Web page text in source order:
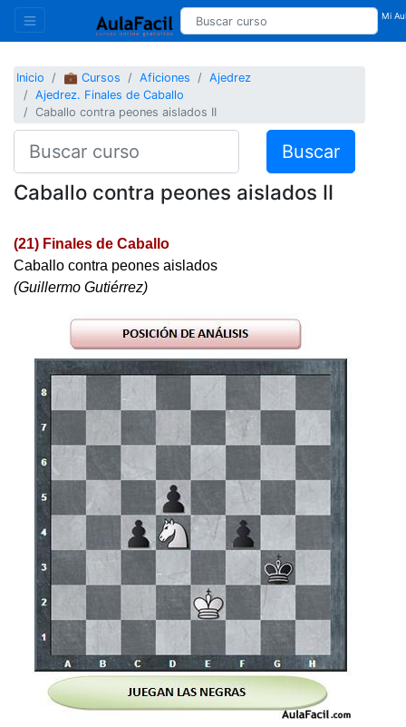
Mi
Inicio 💼 Cursos Aficiones
Ajedrez
Ajedrez. Finales de Caballo
Caballo contra peones aislados II
Buscar
Caballo contra peones aislados II
(21) Finales de Caballo
Caballo contra peones aislados
(Guillermo Gutiérrez)